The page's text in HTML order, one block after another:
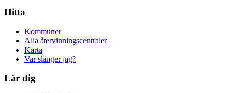
Hitta
Kommuner
Alla återvinningscentraler
Karta
Var slänger jag?
Lär dig